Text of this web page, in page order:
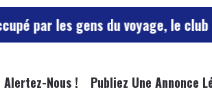
gens du voyage, le club réagit
Alertez-Nous ! Publiez Une Annonce